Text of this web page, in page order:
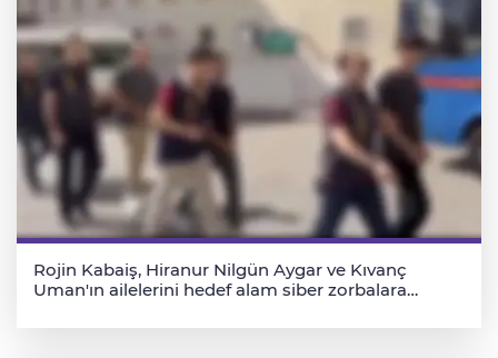
Rojin Kabaiş, Hiranur Nilgün Aygar ve Kıvanç
Uman'ın ailelerini hedef alam siber zorbalara